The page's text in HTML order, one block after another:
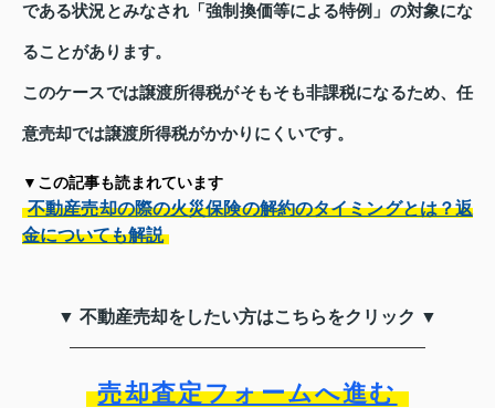
である状況とみなされ「強制換価等による特例」の対象にな
ることがあります。
このケースでは譲渡所得税がそもそも非課税になるため、任
意売却では譲渡所得税がかかりにくいです。
▼この記事も読まれています
不動産売却の際の火災保険の解約のタイミングとは？返
金についても解説
▼ 不動産売却をしたい方はこちらをクリック ▼
売却査定フォームへ進む